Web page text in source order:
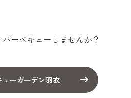
ーベキューしませんか？
ューガーデン羽衣